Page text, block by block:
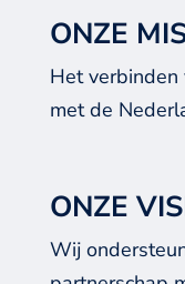
ONZE
Het verbinden
met de
ONZE
Wij